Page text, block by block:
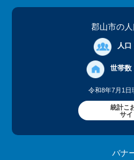
郡山市の人
人口
世帯数
令和8年7月1日
統計こ
サイ
バナ